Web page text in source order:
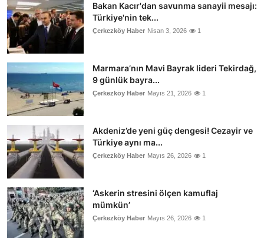
Bakan Kacır'dan savunma sanayii mesajı:
Türkiye'nin tek...
Çerkezköy Haber Nisan 3, 2026 1
Marmara’nın Mavi Bayrak lideri Tekirdağ,
9 günlük bayra...
Çerkezköy Haber Mayıs 21, 2026 1
Akdeniz’de yeni güç dengesi! Cezayir ve
Türkiye aynı ma...
Çerkezköy Haber Mayıs 26, 2026 1
‘Askerin stresini ölçen kamuflaj
mümkün’
Çerkezköy Haber Mayıs 26, 2026 1